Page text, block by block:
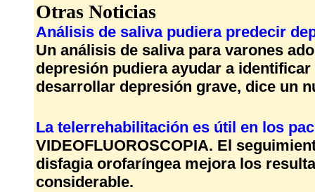
Otras Noticias
Análisis de saliva pudiera predecir
Un análisis de saliva para varones
depresión pudiera ayudar a
desarrollar depresión grave, dice un
La telerrehabilitación es útil en los
VIDEOFLUOROSCOPIA. El
disfagia orofaríngea mejora los
considerable.